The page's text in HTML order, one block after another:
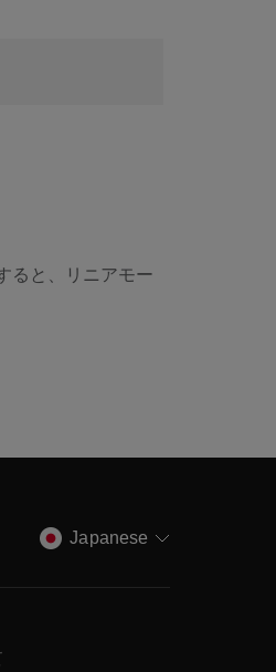
ると、リニアモー
Japanese